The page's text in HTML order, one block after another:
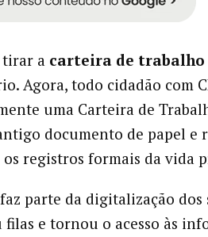
tirar a carteira de trabalho
Agora, todo cidadão com
uma Carteira de
documento de papel e
registros formais da vida
parte da digitalização dos
e tornou o acesso às